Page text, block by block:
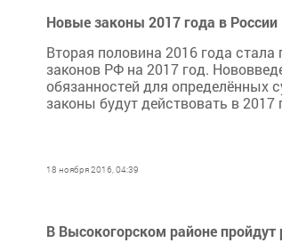
Новые законы 2017 года в России
Вторая половина 2016 года
законов РФ на 2017 год.
обязанностей для определённых
законы будут действовать в 2017
18 ноября 2016, 04:39
В Высокогорском районе